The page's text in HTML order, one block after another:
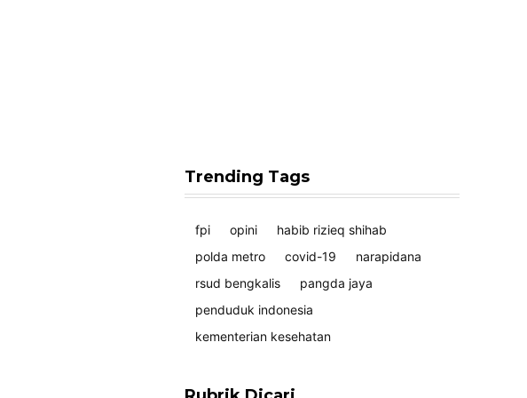
Trending Tags
fpi opini
habib rizieq shihab
polda metro
covid-19
narapidana
rsud bengkalis
pangda jaya
penduduk indonesia
kementerian kesehatan